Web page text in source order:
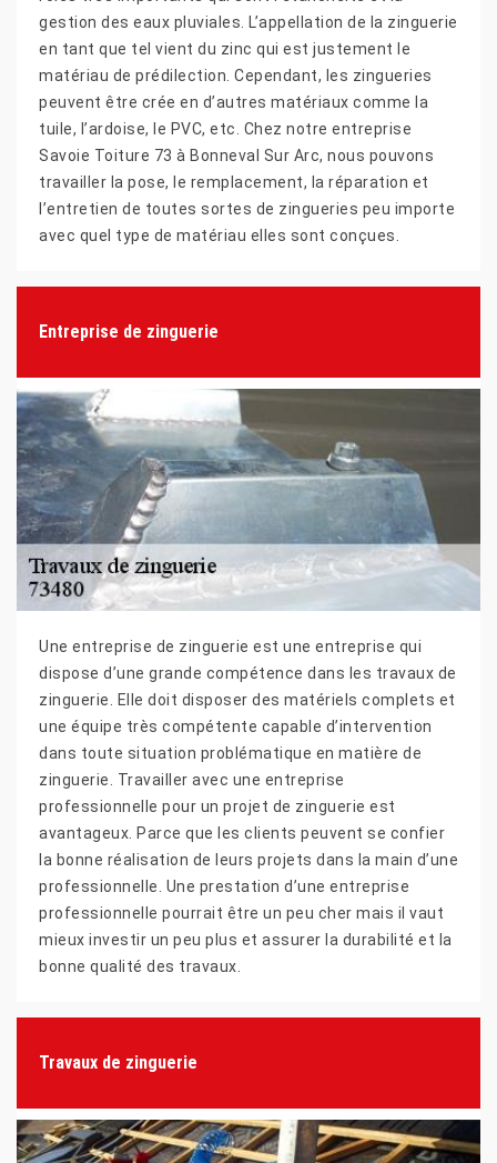
gestion des eaux pluviales. L’appellation de la zinguerie
en tant que tel vient du zinc qui est justement le
matériau de prédilection. Cependant, les zingueries
peuvent être crée en d’autres matériaux comme la
tuile, l’ardoise, le PVC, etc. Chez notre entreprise
Savoie Toiture 73 à Bonneval Sur Arc, nous pouvons
travailler la pose, le remplacement, la réparation et
l’entretien de toutes sortes de zingueries peu importe
avec quel type de matériau elles sont conçues.
Entreprise de zinguerie
Une entreprise de zinguerie est une entreprise qui
dispose d’une grande compétence dans les travaux de
zinguerie. Elle doit disposer des matériels complets et
une équipe très compétente capable d’intervention
dans toute situation problématique en matière de
zinguerie. Travailler avec une entreprise
professionnelle pour un projet de zinguerie est
avantageux. Parce que les clients peuvent se confier
la bonne réalisation de leurs projets dans la main d’une
professionnelle. Une prestation d’une entreprise
professionnelle pourrait être un peu cher mais il vaut
mieux investir un peu plus et assurer la durabilité et la
bonne qualité des travaux.
Travaux de zinguerie